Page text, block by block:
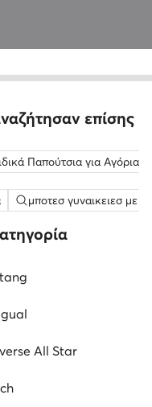
επίσης
Παπούτσια για Αγόρια
μποτεσ γυναικειεσ με
All Star